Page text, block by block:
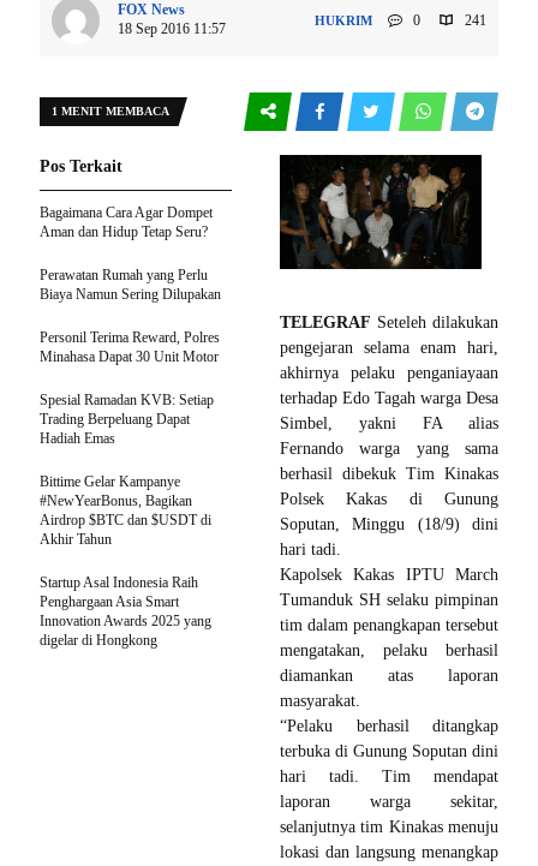
FOX News
18 Sep 2016 11:57
HUKRIM 0 241
1 MENIT MEMBACA
TELEGRAF Seteleh dilakukan
pengejaran selama enam hari,
akhirnya pelaku penganiayaan
terhadap Edo Tagah warga Desa
Simbel, yakni FA alias
Fernando warga yang sama
berhasil dibekuk Tim Kinakas
Polsek Kakas di Gunung
Soputan, Minggu (18/9) dini
hari tadi.
Kapolsek Kakas IPTU March
Tumanduk SH selaku pimpinan
tim dalam penangkapan tersebut
mengatakan, pelaku berhasil
diamankan atas laporan
masyarakat.
“Pelaku berhasil ditangkap
terbuka di Gunung Soputan dini
hari tadi. Tim mendapat
laporan warga sekitar,
selanjutnya tim Kinakas menuju
lokasi dan langsung menangkap
Pos Terkait
Bagaimana Cara Agar Dompet
Aman dan Hidup Tetap Seru?
Perawatan Rumah yang Perlu
Biaya Namun Sering Dilupakan
Personil Terima Reward, Polres
Minahasa Dapat 30 Unit Motor
Spesial Ramadan KVB: Setiap
Trading Berpeluang Dapat
Hadiah Emas
Bittime Gelar Kampanye
#NewYearBonus, Bagikan
Airdrop $BTC dan $USDT di
Akhir Tahun
Startup Asal Indonesia Raih
Penghargaan Asia Smart
Innovation Awards 2025 yang
digelar di Hongkong